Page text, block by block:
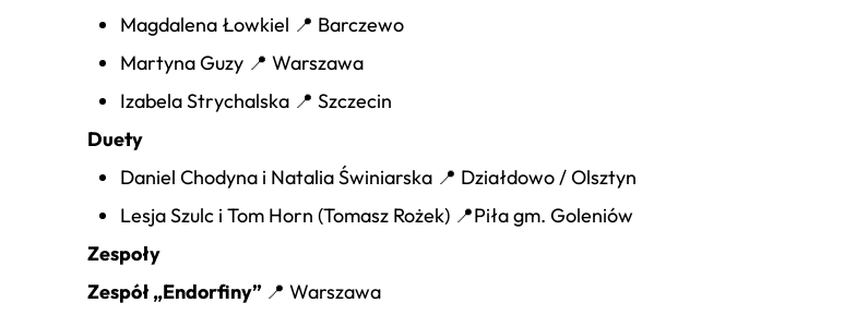
Magdalena Łowkiel 📍 Barczewo
Martyna Guzy 📍 Warszawa
Izabela Strychalska 📍 Szczecin
Duety
Daniel Chodyna i Natalia Świniarska 📍 Działdowo / Olsztyn
Lesja Szulc i Tom Horn (Tomasz Rożek) 📍Piła gm. Goleniów
Zespoły
Zespół „Endorfiny” 📍 Warszawa